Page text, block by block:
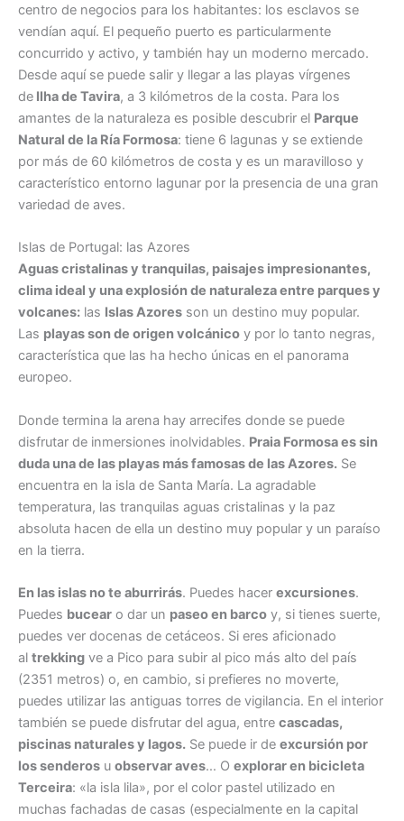
centro de negocios para los habitantes: los esclavos se
vendían aquí. El pequeño puerto es particularmente
concurrido y activo, y también hay un moderno mercado.
Desde aquí se puede salir y llegar a las playas vírgenes
de Ilha de Tavira, a 3 kilómetros de la costa. Para los
amantes de la naturaleza es posible descubrir el Parque
Natural de la Ría Formosa: tiene 6 lagunas y se extiende
por más de 60 kilómetros de costa y es un maravilloso y
característico entorno lagunar por la presencia de una gran
variedad de aves.
Islas de Portugal: las Azores
Aguas cristalinas y tranquilas, paisajes impresionantes,
clima ideal y una explosión de naturaleza entre parques y
volcanes: las Islas Azores son un destino muy popular.
Las playas son de origen volcánico y por lo tanto negras,
característica que las ha hecho únicas en el panorama
europeo.
Donde termina la arena hay arrecifes donde se puede
disfrutar de inmersiones inolvidables. Praia Formosa es sin
duda una de las playas más famosas de las Azores. Se
encuentra en la isla de Santa María. La agradable
temperatura, las tranquilas aguas cristalinas y la paz
absoluta hacen de ella un destino muy popular y un paraíso
en la tierra.
En las islas no te aburrirás. Puedes hacer excursiones.
Puedes bucear o dar un paseo en barco y, si tienes suerte,
puedes ver docenas de cetáceos. Si eres aficionado
al trekking ve a Pico para subir al pico más alto del país
(2351 metros) o, en cambio, si prefieres no moverte,
puedes utilizar las antiguas torres de vigilancia. En el interior
también se puede disfrutar del agua, entre cascadas,
piscinas naturales y lagos. Se puede ir de excursión por
los senderos u observar aves… O explorar en bicicleta
Terceira: «la isla lila», por el color pastel utilizado en
muchas fachadas de casas (especialmente en la capital